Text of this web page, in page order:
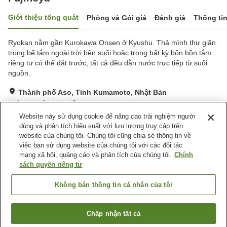
Giới thiệu tổng quát Phòng và Gói giá Đánh giá Thông
Ryokan nằm gần Kurokawa Onsen ở Kyushu. Thả mình thư giãn
trong bể tắm ngoài trời bên suối hoặc trong bất kỳ bốn bồn tắm
riêng tư có thể đặt trước, tất cả đều dẫn nước trực tiếp từ suối
nguồn.
Thành phố Aso, Tỉnh Kumamoto, Nhật Bản
Hiển thị trên bản đồ
Xuất sắc Đánh giá:17lượt
Tiện nghi chỗ nghỉ
Bãi đỗ xe
Nhà Tắm Lộ Thiên (Có
Nước Nóng)
Nhà hàng Nhật
Tỉnh Kumamoto
Tìm phòng trống
Website này sử dụng cookie để nâng cao trải nghiệm người
dùng và phân tích hiệu suất với lưu lượng truy cập trên
website của chúng tôi. Chúng tôi cũng chia sẻ thông tin về
việc bạn sử dụng website của chúng tôi với các đối tác
mạng xã hội, quảng cáo và phân tích của chúng tôi. Chính
sách quyền riêng tư
Không bán thông tin cá nhân của tôi
Chấp nhận tất cả